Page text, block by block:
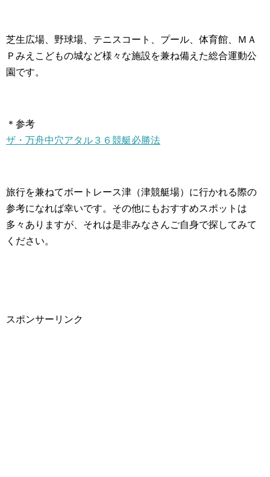
芝生広場、野球場、テニスコート、プール、体育館、ＭＡ
Ｐみえこどもの城など様々な施設を兼ね備えた総合運動公
園です。
＊参考
ザ・万舟中穴アタル３６競艇必勝法
旅行を兼ねてボートレース津（津競艇場）に行かれる際の
参考になれば幸いです。その他にもおすすめスポットは
多々ありますが、それは是非みなさんご自身で探してみて
ください。
スポンサーリンク